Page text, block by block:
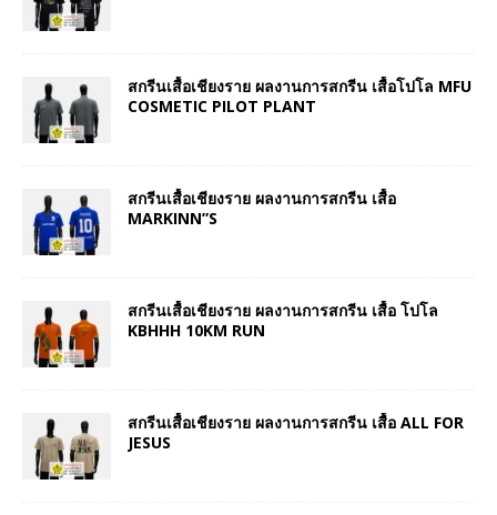
สกรีนเสื้อเชียงราย ผลงานการสกรีน เสื้อโปโล MFU
COSMETIC PILOT PLANT
สกรีนเสื้อเชียงราย ผลงานการสกรีน เสื้อ
MARKINN”S
สกรีนเสื้อเชียงราย ผลงานการสกรีน เสื้อ โปโล
KBHHH 10KM RUN
สกรีนเสื้อเชียงราย ผลงานการสกรีน เสื้อ ALL FOR
JESUS